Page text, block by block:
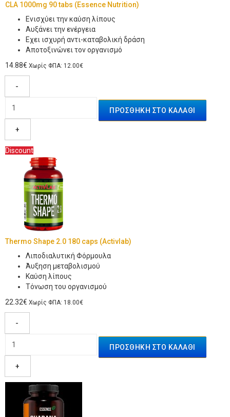
CLA 1000mg 90 tabs (Essence Nutrition)
Ενισχύει την καύση λίπους
Αυξάνει την ενέργεια
Εχει ισχυρή αντι-καταβολική δράση
Αποτοξινώνει τον οργανισμό
14.88€ Χωρίς ΦΠΑ: 12.00€
-
+
Discount
Thermo Shape 2.0 180 caps (Activlab)
Λιποδιαλυτική Φόρμουλα
Άυξηση μεταβολισμού
Καύση λίπους
Τόνωση του οργανισμού
22.32€ Χωρίς ΦΠΑ: 18.00€
-
+